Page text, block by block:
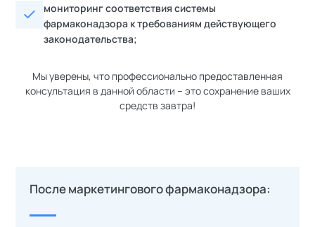
мониторинг соответствия системы
фармаконадзора к требованиям действующего
законодательства;
Мы уверены, что профессионально предоставленная
консультация в данной области – это сохранение ваших
средств завтра!
После маркетингового фармаконадзора: